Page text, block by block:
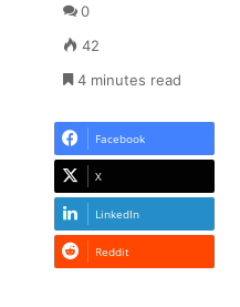
0
42
4 minutes read
Facebook
X
LinkedIn
Reddit